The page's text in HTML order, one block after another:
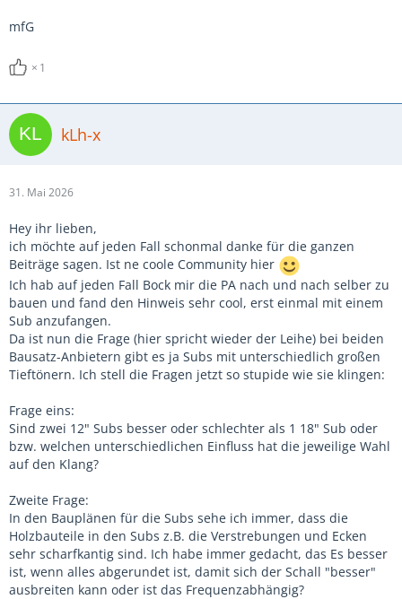
mfG
1
kLh-x
31. Mai 2026
Hey ihr lieben,
ich möchte auf jeden Fall schonmal danke für die ganzen
Beiträge sagen. Ist ne coole Community hier
Ich hab auf jeden Fall Bock mir die PA nach und nach selber zu
bauen und fand den Hinweis sehr cool, erst einmal mit einem
Sub anzufangen.
Da ist nun die Frage (hier spricht wieder der Leihe) bei beiden
Bausatz-Anbietern gibt es ja Subs mit unterschiedlich großen
Tieftönern. Ich stell die Fragen jetzt so stupide wie sie klingen:
Frage eins:
Sind zwei 12" Subs besser oder schlechter als 1 18" Sub oder
bzw. welchen unterschiedlichen Einfluss hat die jeweilige Wahl
auf den Klang?
Zweite Frage:
In den Bauplänen für die Subs sehe ich immer, dass die
Holzbauteile in den Subs z.B. die Verstrebungen und Ecken
sehr scharfkantig sind. Ich habe immer gedacht, das Es besser
ist, wenn alles abgerundet ist, damit sich der Schall "besser"
ausbreiten kann oder ist das Frequenzabhängig?